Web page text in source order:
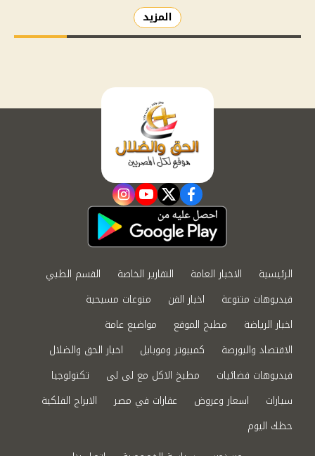
المزيد
facebook
twitter
youtube
instagram
الرئيسية الاخبار العامة التقارير الخاصة
القسم الطبي
فيديوهات متنوعة
اخبار الفن
منوعات مسيحية
اخبار الرياضة
مطبخ الموقع
مواضيع عامة
الاقتصاد والبورصة
كمبيوتر وموبايل
اخبار الحق والضلال
فيديوهات فضائيات
مطبخ الاكل مع لى لى
تكنولوجيا
سيارات
اسعار وعروض عقارات في مصر
الابراج الفلكية
حظك اليوم